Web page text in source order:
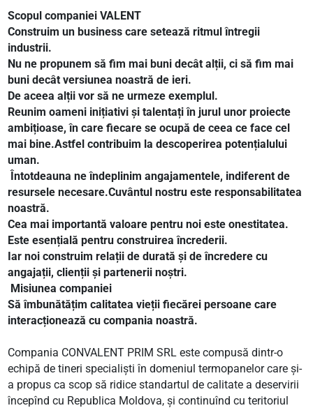
Scopul companiei VALENT
Construim un business care setează ritmul întregii
industrii.
Nu ne propunem să fim mai buni decât alții, ci să fim mai
buni decât versiunea noastră de ieri.
De aceea alții vor să ne urmeze exemplul.
Reunim oameni inițiativi și talentați în jurul unor proiecte
ambițioase, în care fiecare se ocupă de ceea ce face cel
mai bine.Astfel contribuim la descoperirea potențialului
uman.
Întotdeauna ne îndeplinim angajamentele, indiferent de
resursele necesare.Cuvântul nostru este responsabilitatea
noastră.
Cea mai importantă valoare pentru noi este onestitatea.
Este esențială pentru construirea încrederii.
Iar noi construim relații de durată și de încredere cu
angajații, clienții și partenerii noștri.
Misiunea companiei
Să îmbunătățim calitatea vieții fiecărei persoane care
interacționează cu compania noastră.
Compania CONVALENT PRIM SRL este compusă dintr-o
echipă de tineri specialiști în domeniul termopanelor care și-
a propus ca scop să ridice standartul de calitate a deservirii
începînd cu Republica Moldova, și continuînd cu teritoriul